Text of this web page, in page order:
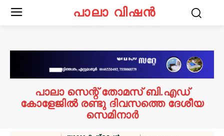
പാലാ വിഷൻ
പാലാ സെന്റ് തോമസ് ബി.എഡ്
കോളേജിൽ രണ്ടു ദിവസത്തെ ദേശീയ
സെമിനാർ